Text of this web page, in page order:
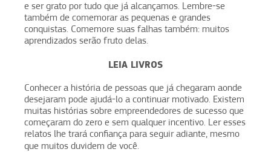
e ser grato por tudo que já alcançamos. Lembre-se
também de comemorar as pequenas e grandes
conquistas. Comemore suas falhas também: muitos
aprendizados serão fruto delas.
LEIA LIVROS
Conhecer a história de pessoas que já chegaram aonde
desejaram pode ajudá-lo a continuar motivado. Existem
muitas histórias sobre empreendedores de sucesso que
começaram do zero e sem qualquer incentivo. Ler esses
relatos lhe trará confiança para seguir adiante, mesmo
que muitos duvidem de você.